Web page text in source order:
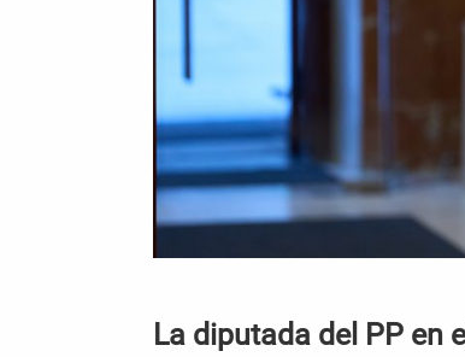
La diputada del PP en